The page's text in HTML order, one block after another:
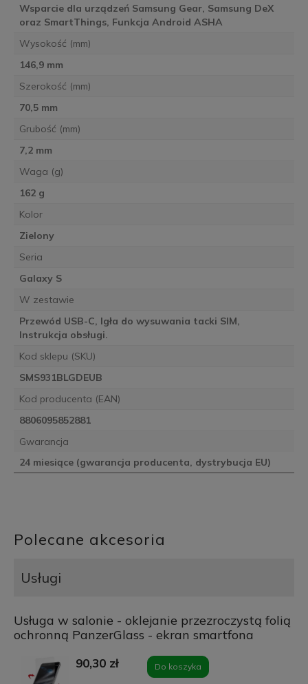
Wsparcie dla urządzeń Samsung Gear, Samsung DeX
oraz SmartThings, Funkcja Android ASHA
Wysokość (mm)
146,9 mm
Szerokość (mm)
70,5 mm
Grubość (mm)
7,2 mm
Waga (g)
162 g
Kolor
Zielony
Seria
Galaxy S
W zestawie
Przewód USB-C, Igła do wysuwania tacki SIM,
Instrukcja obsługi.
Kod sklepu (SKU)
SMS931BLGDEUB
Kod producenta (EAN)
8806095852881
Gwarancja
24 miesiące (gwarancja producenta, dystrybucja EU)
Polecane akcesoria
Usługi
Usługa w salonie - oklejanie przezroczystą folią
ochronną PanzerGlass - ekran smartfona
90,30 zł Do koszyka